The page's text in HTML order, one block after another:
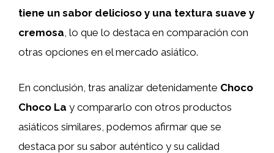
tiene un sabor delicioso y una textura suave y
cremosa, lo que lo destaca en comparación con
otras opciones en el mercado asiático.
En conclusión, tras analizar detenidamente Choco
Choco La y compararlo con otros productos
asiáticos similares, podemos afirmar que se
destaca por su sabor auténtico y su calidad